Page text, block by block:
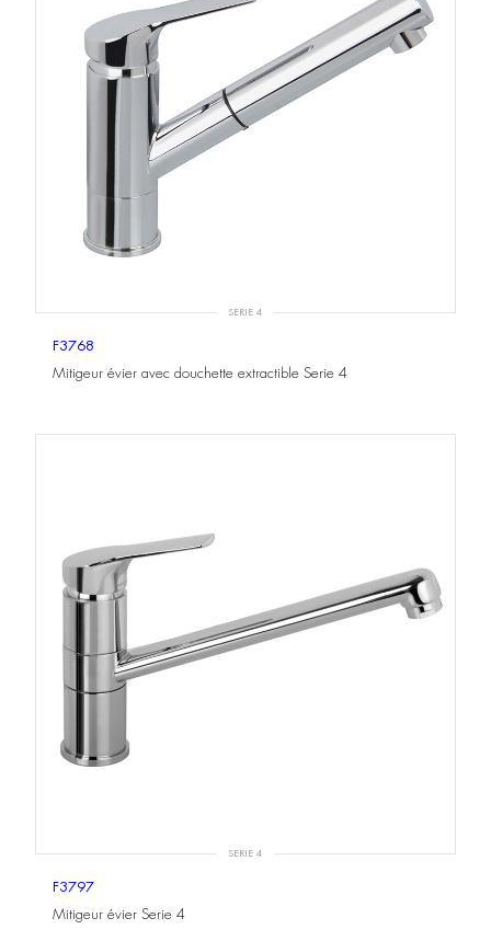
SERIE 4
F3768
Mitigeur évier avec douchette extractible Serie 4
SERIE 4
F3797
Mitigeur évier Serie 4